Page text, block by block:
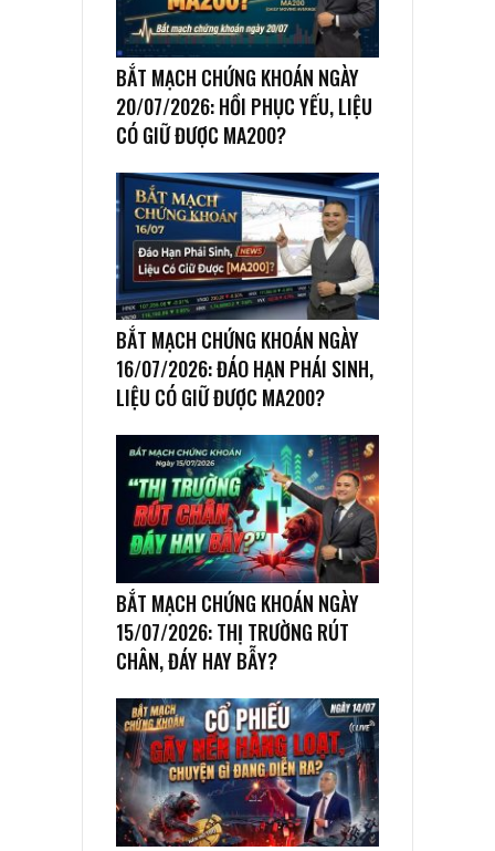
BẮT MẠCH CHỨNG KHOÁN NGÀY
20/07/2026: HỒI PHỤC YẾU, LIỆU
CÓ GIỮ ĐƯỢC MA200?
BẮT MẠCH CHỨNG KHOÁN NGÀY
16/07/2026: ĐÁO HẠN PHÁI SINH,
LIỆU CÓ GIỮ ĐƯỢC MA200?
BẮT MẠCH CHỨNG KHOÁN NGÀY
15/07/2026: THỊ TRƯỜNG RÚT
CHÂN, ĐÁY HAY BẪY?